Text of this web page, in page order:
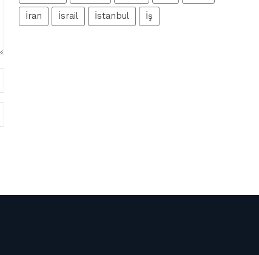
İran İsrail İstanbul İş